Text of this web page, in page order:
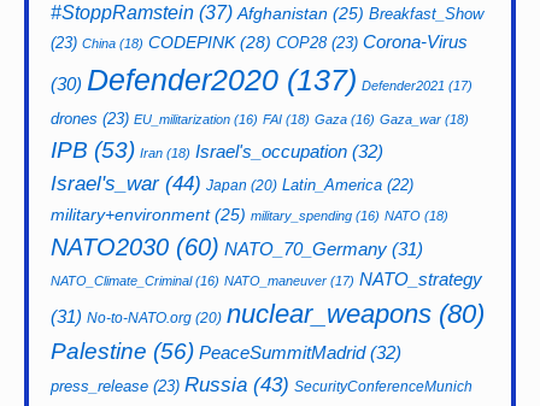
#StoppRamstein (37) Afghanistan (25) Breakfast_Show
(23) China (18) CODEPINK(28) COP28(23) Corona-Virus
(30) Defender2020 (137) Defender2021 (17)
drones (23) EU_militarization (16) FAI (18) Gaza (16) Gaza_war (18)
IPB (53) Iran (18) Israel's_occupation (32)
Israel's_war(44) Japan (20) Latin_America (22)
military+environment(25) military_spending (16) NATO (18)
NATO2030 (60) NATO_70_Germany (31)
NATO_Climate_Criminal(16) NATO_maneuver (17) NATO_strategy
(31) No-to-NATO.org (20) nuclear_weapons (80)
Palestine (56) PeaceSummitMadrid(32)
press_release (23) Russia (43) SecurityConferenceMunich